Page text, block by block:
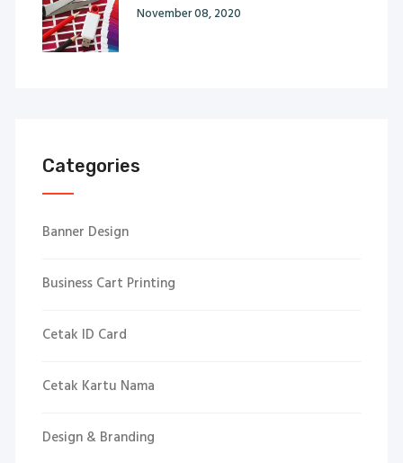
November 08, 2020
Categories
Banner Design
Business Cart Printing
Cetak ID Card
Cetak Kartu Nama
Design & Branding